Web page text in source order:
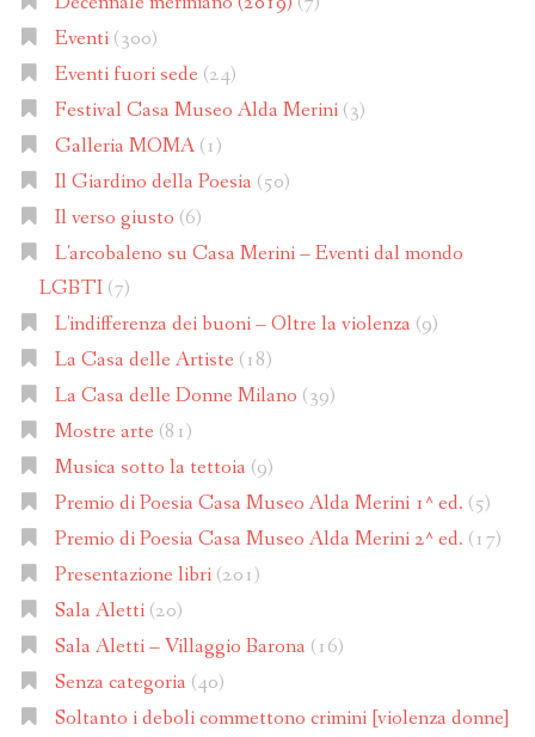
Eventi(300)
Eventi fuori sede (24)
Festival Casa Museo Alda Merini(3)
Galleria MOMA(1)
Il Giardino della Poesia (50)
Il verso giusto (6)
L'arcobaleno su Casa Merini – Eventi dal mondo
LGBTI(7)
L'indifferenza dei buoni – Oltre la violenza (9)
La Casa delle Artiste (18)
La Casa delle Donne Milano (39)
Mostre arte (81)
Musica sotto la tettoia (9)
Premio di Poesia Casa Museo Alda Merini 1^ ed. (5)
Premio di Poesia Casa Museo Alda Merini 2^ ed. (17)
Presentazione libri(201)
Sala Aletti(20)
Sala Aletti – Villaggio Barona (16)
Senza categoria (40)
Soltanto i deboli commettono crimini [violenza donne]